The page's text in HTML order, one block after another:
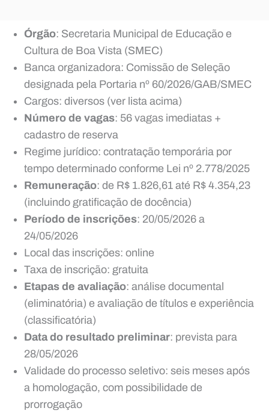
Órgão: Secretaria Municipal de Educação e
Cultura de Boa Vista (SMEC)
Banca organizadora: Comissão de Seleção
designada pela Portaria nº 60/2026/GAB/SMEC
Cargos: diversos (ver lista acima)
Número de vagas: 56 vagas imediatas +
cadastro de reserva
Regime jurídico: contratação temporária por
tempo determinado conforme Lei nº 2.778/2025
Remuneração: de R$ 1.826,61 até R$ 4.354,23
(incluindo gratificação de docência)
Período de inscrições: 20/05/2026 a
24/05/2026
Local das inscrições: online
Taxa de inscrição: gratuita
Etapas de avaliação: análise documental
(eliminatória) e avaliação de títulos e experiência
(classificatória)
Data do resultado preliminar: prevista para
28/05/2026
Validade do processo seletivo: seis meses após
a homologação, com possibilidade de
prorrogação